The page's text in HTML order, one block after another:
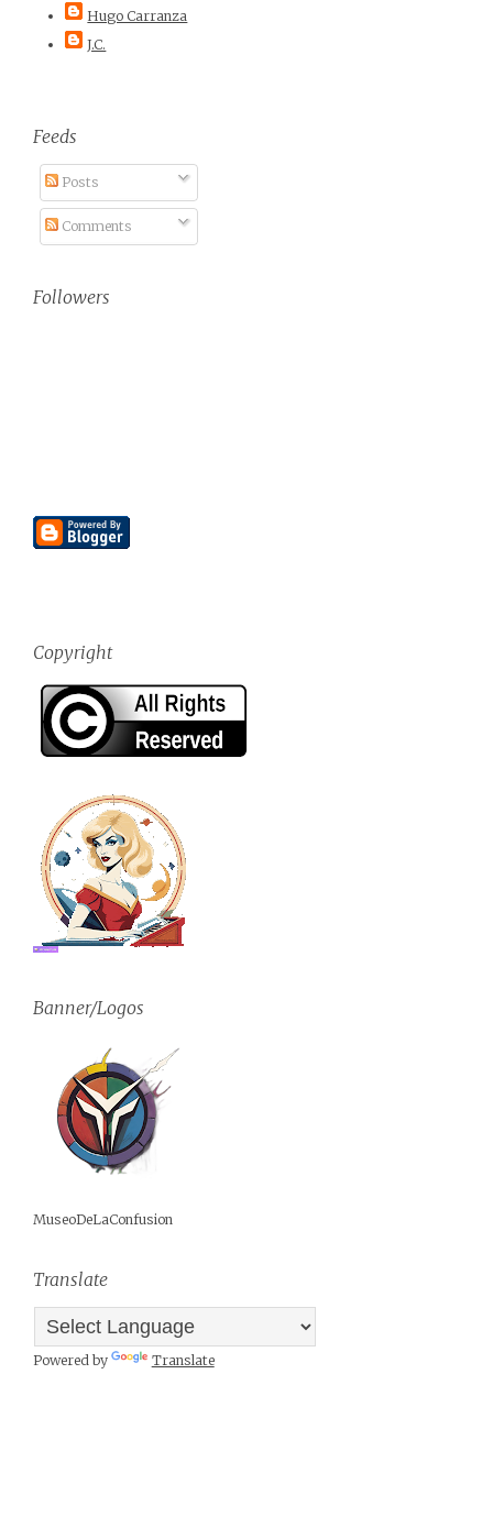
Hugo Carranza
J.C.
Feeds
Posts
Comments
Followers
Copyright
Banner/Logos
MuseoDeLaConfusion
Translate
Powered by Translate